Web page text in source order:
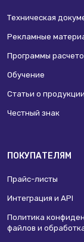
Техническая
Рекламные
Программы
Обучение
Статьи о продукции
Честный знак
ПОКУПАТЕЛЯМ
Прайс-листы
Интеграция и API
Политика
файлов и